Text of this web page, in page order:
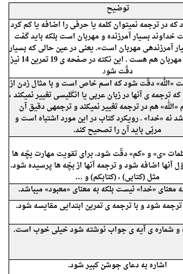
توضیح
که در ترجمه نمی­توان کلمه یا حرفی را اضافه یا کم کرد
خداوند بسیار آمرزنده و مهربان است بلکه باید گفت
آمرزنده­ی مهربان است». یعنی در عین حالی که بسیار
آمرزنده است مهربان هم هست . این نکته در صفحه ی 19 تمرین 14 نیز
دقّت شود
«الله» دقّت شود که اسم خاص است و با مثال زدن از
ترجمه ی آن­ها در زبان عربی یا انگلیسی تغییر نمی­کند ،
«الله» هم در ترجمه تغییر نمی­کند و ترجمه­ی دقیق آن
نه «خدا» . رویکرد کتاب در این مورد اشتباه است و
مربّی باید آن را تصحیح کند.
«ی» و «کم» دقّت شود. برای تقویت مهارت بچّه ­ها
آن­ها اضافه شود و ترجمه آن­ها از بچّه ها پرسیده شود.
مثل (کتابی) ، (کتابکم) و …
معنای «خدا» نیست بلکه به معنای «معبود» می­باشد.
شود و با ترجمه ­ی تمرین ابتدایی مقایسه شود.
و شماره ی آیه ی جواب نوشته شود خیلی خوب است.
اشاره به دعای جوشن کبیر شود.